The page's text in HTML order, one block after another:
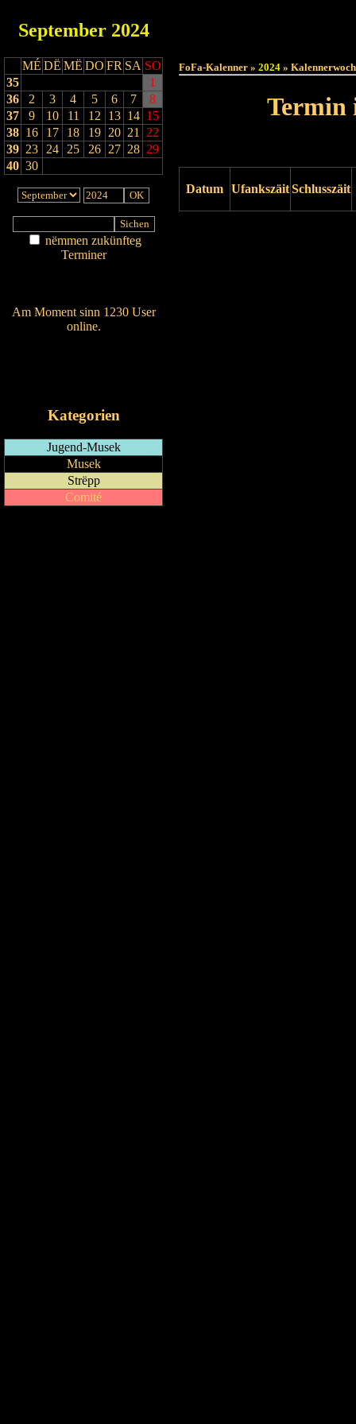
September 2024
MÉ DË MË DO FR SA SO
35
1
36
2 3 4 5 6 7
8
37
9 10 11 12 13 14 15
38 16 17 18 19 20 21
22
39 23 24 25 26 27 28 29
40 30
nëmmen zukünfteg
Terminer
Am Moment sinn 1230 User
online.
Kategorien
Jugend-Musek
Musek
Strëpp
Comité
FoFa-Kalenner » 2024 »
Termin
Datum UfankszäitSchlusszäit